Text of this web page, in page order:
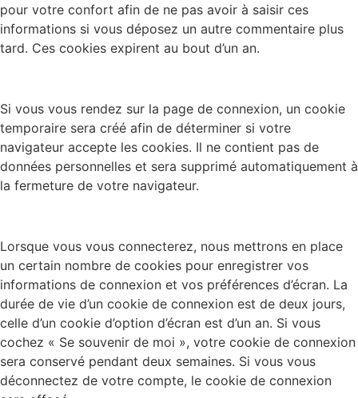
pour votre confort afin de ne pas avoir à saisir ces
informations si vous déposez un autre commentaire plus
tard. Ces cookies expirent au bout d’un an.
Si vous vous rendez sur la page de connexion, un cookie
temporaire sera créé afin de déterminer si votre
navigateur accepte les cookies. Il ne contient pas de
données personnelles et sera supprimé automatiquement à
la fermeture de votre navigateur.
Lorsque vous vous connecterez, nous mettrons en place
un certain nombre de cookies pour enregistrer vos
informations de connexion et vos préférences d’écran. La
durée de vie d’un cookie de connexion est de deux jours,
celle d’un cookie d’option d’écran est d’un an. Si vous
cochez « Se souvenir de moi », votre cookie de connexion
sera conservé pendant deux semaines. Si vous vous
déconnectez de votre compte, le cookie de connexion